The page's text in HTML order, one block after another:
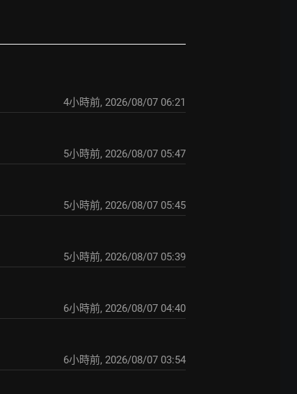
4小時前, 2026/08/07 06:21
5小時前, 2026/08/07 05:47
5小時前, 2026/08/07 05:45
5小時前, 2026/08/07 05:39
6小時前, 2026/08/07 04:40
6小時前, 2026/08/07 03:54